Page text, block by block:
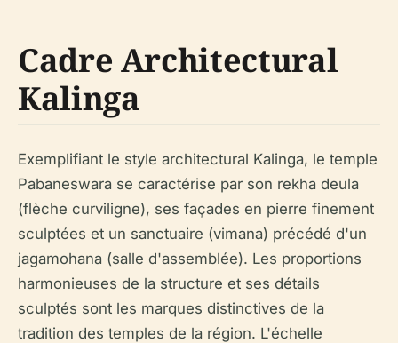
Cadre Architectural
Kalinga
Exemplifiant le style architectural Kalinga, le temple
Pabaneswara se caractérise par son rekha deula
(flèche curviligne), ses façades en pierre finement
sculptées et un sanctuaire (vimana) précédé d'un
jagamohana (salle d'assemblée). Les proportions
harmonieuses de la structure et ses détails
sculptés sont les marques distinctives de la
tradition des temples de la région. L'échelle